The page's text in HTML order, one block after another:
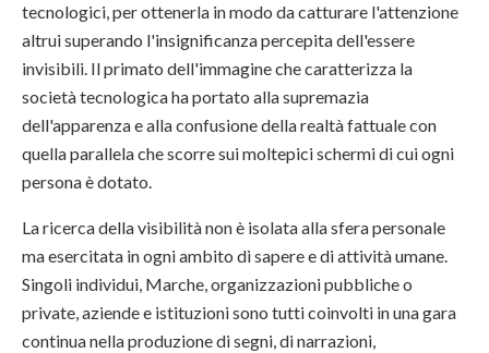
tecnologici, per ottenerla in modo da catturare l'attenzione
altrui superando l'insignificanza percepita dell'essere
invisibili. Il primato dell'immagine che caratterizza la
società tecnologica ha portato alla supremazia
dell'apparenza e alla confusione della realtà fattuale con
quella parallela che scorre sui moltepici schermi di cui ogni
persona è dotato.
La ricerca della visibilità non è isolata alla sfera personale
ma esercitata in ogni ambito di sapere e di attività umane.
Singoli individui, Marche, organizzazioni pubbliche o
private, aziende e istituzioni sono tutti coinvolti in una gara
continua nella produzione di segni, di narrazioni,